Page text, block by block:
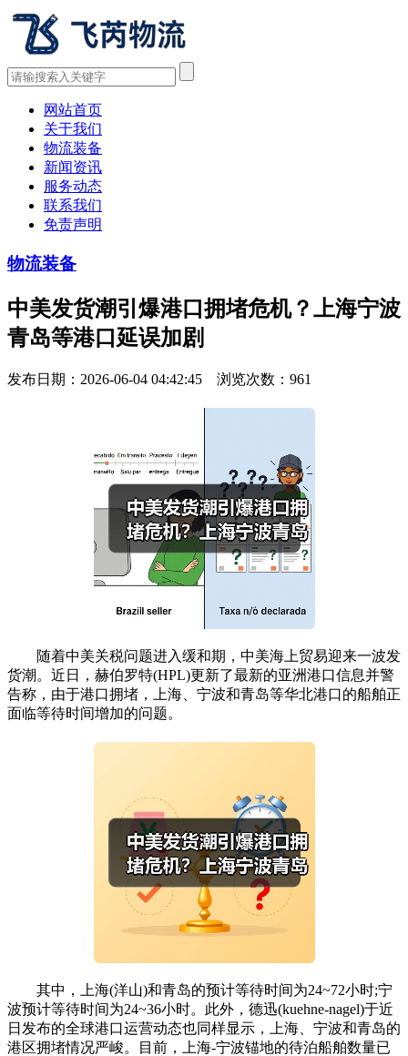
网站首页
关于我们
物流装备
新闻资讯
服务动态
联系我们
免责声明
物流装备
中美发货潮引爆港口拥堵危机？上海宁波
青岛等港口延误加剧
发布日期：2026-06-04 04:42:45 浏览次数： 961
随着中美关税问题进入缓和期，中美海上贸易迎来一波发
货潮。近日，赫伯罗特(HPL)更新了最新的亚洲港口信息并警
告称，由于港口拥堵，上海、宁波和青岛等华北港口的船舶正
面临等待时间增加的问题。
其中，上海(洋山)和青岛的预计等待时间为24~72小时;宁
波预计等待时间为24~36小时。此外，德迅(kuehne-nagel)于近
日发布的全球港口运营动态也同样显示，上海、宁波和青岛的
港区拥堵情况严峻。目前，上海-宁波锚地的待泊船舶数量已